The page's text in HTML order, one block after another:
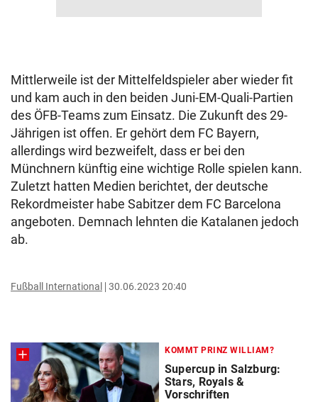
Mittlerweile ist der Mittelfeldspieler aber wieder fit
und kam auch in den beiden Juni-EM-Quali-Partien
des ÖFB-Teams zum Einsatz. Die Zukunft des 29-
Jährigen ist offen. Er gehört dem FC Bayern,
allerdings wird bezweifelt, dass er bei den
Münchnern künftig eine wichtige Rolle spielen kann.
Zuletzt hatten Medien berichtet, der deutsche
Rekordmeister habe Sabitzer dem FC Barcelona
angeboten. Demnach lehnten die Katalanen jedoch
ab.
Fußball International 30.06.2023 20:40
KOMMT PRINZ WILLIAM?
Supercup in Salzburg:
Stars, Royals &
Vorschriften